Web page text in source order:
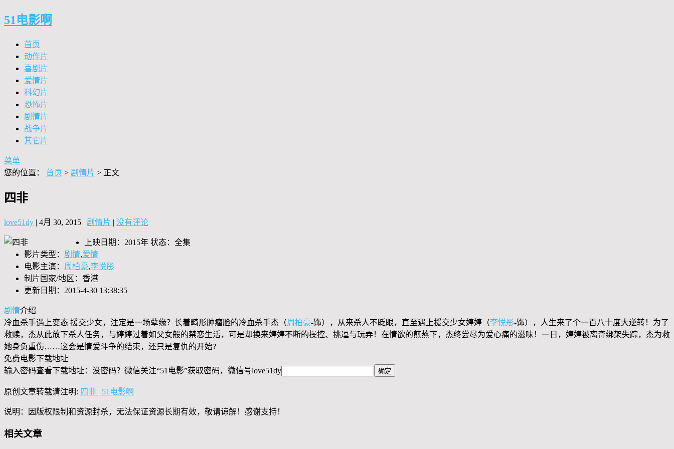
51电影啊
首页
动作片
喜剧片
爱情片
科幻片
恐怖片
剧情片
战争片
其它片
菜单
您的位置： 首页 > 剧情片 > 正文
四非
love51dy | 4月 30, 2015 | 剧情片 | 没有评论
上映日期：2015年 状态：全集
影片类型： 剧情,爱情
电影主演： 周柏豪,李悦彤
制片国家/地区：香港
更新日期：2015-4-30 13:38:35
剧情介绍
冷血杀手遇上变态 援交少女，注定是一场孽缘？长着畸形肿瘤脸的冷血杀手杰（周柏豪-饰），从来杀人不眨眼，直至遇上援交少女婷婷（李悦彤-饰），人生来了个一百八十度大逆转！为了
救赎，杰从此放下杀人任务，与婷婷过着如父女般的禁恋生活，可是却换来婷婷不断的操控、挑逗与玩弄！在情欲的煎熬下，杰终尝尽为爱心痛的滋味！一日，婷婷被离奇绑架失踪，杰为救
她身负重伤……这会是情爱斗争的结束，还只是复仇的开始?
免费电影下载地址
输入密码查看下载地址：没密码？微信关注“51电影”获取密码，微信号love51dy
原创文章转载请注明: 四非 | 51电影啊
说明：因版权限制和资源封杀，无法保证资源长期有效，敬请谅解！感谢支持！
相关文章